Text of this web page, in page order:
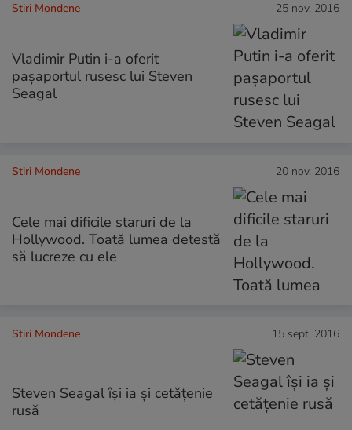
Stiri Mondene 25 nov. 2016
Vladimir Putin i-a oferit
pașaportul rusesc lui Steven
Seagal
Stiri Mondene 20 nov. 2016
Cele mai dificile staruri de la
Hollywood. Toată lumea detestă
să lucreze cu ele
Stiri Mondene 15 sept. 2016
Steven Seagal își ia și cetățenie
rusă